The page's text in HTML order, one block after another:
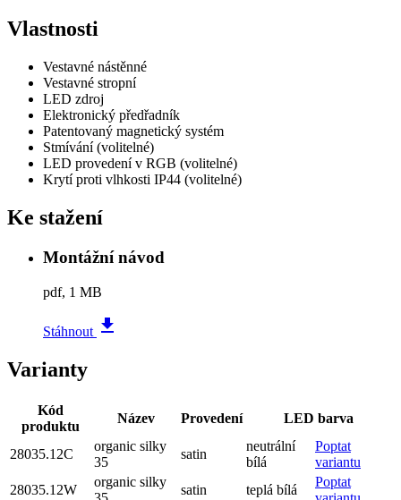
Vlastnosti
Vestavné nástěnné
Vestavné stropní
LED zdroj
Elektronický předřadník
Patentovaný magnetický systém
Stmívání(volitelné)
LED provedení v RGB (volitelné)
Krytí proti vlhkosti IP44 (volitelné)
Ke stažení
Montážní návod
pdf, 1 MB
Stáhnout file_download
Varianty
Kód
produktu
Název Provedení LED barva
28035.12C
organic silky
35
satin
neutrální
bílá
Poptat
variantu
28035.12W
organic silky
satin teplá bílá
Poptat